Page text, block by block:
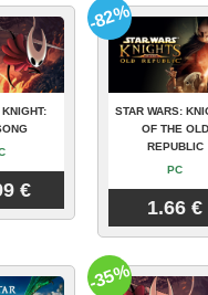
€
STAR WARS:
OF THE OLD
REPUBLIC
PC
1.66 €
-82%
-35%